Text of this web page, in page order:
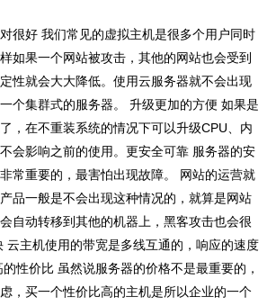
很好 我们常见的虚拟主机是很多个用户同时
如果一个网站被攻击，其他的网站也会受到
性就会大大降低。使用云服务器就不会出现
个集群式的服务器。 升级更加的方便 如果是
，在不重装系统的情况下可以升级CPU、内
会影响之前的使用。更安全可靠 服务器的安
常重要的，最害怕出现故障。 网站的运营就
品一般是不会出现这种情况的，就算是网站
自动转移到其他的机器上，黑客攻击也会很
云主机使用的带宽是多线互通的，响应的速度
性价比 虽然说服务器的价格不是最重要的，
，买一个性价比高的主机是所以企业的一个